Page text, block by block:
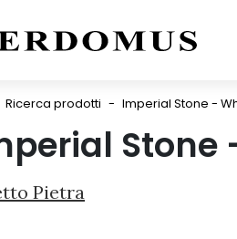
Ricerca prodotti - Imperial Stone -
Stone
Pietra